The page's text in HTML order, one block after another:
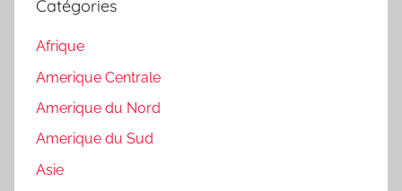
Catégories
Afrique
Amerique Centrale
Amerique du Nord
Amerique du Sud
Asie